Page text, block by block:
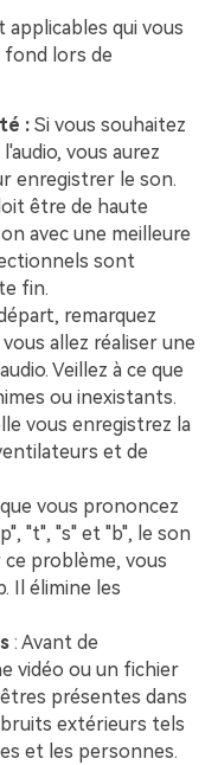
applicables qui vous
lors de
: Si vous souhaitez
vous aurez
enregistrer le son.
être de haute
avec une meilleure
sont
fin.
remarquez
allez réaliser une
Veillez à ce que
ou inexistants.
vous enregistrez la
et de
vous prononcez
"t", "s" et "b", le son
problème, vous
Il élimine les
: Avant de
vidéo ou un fichier
présentes dans
extérieurs tels
et les personnes.